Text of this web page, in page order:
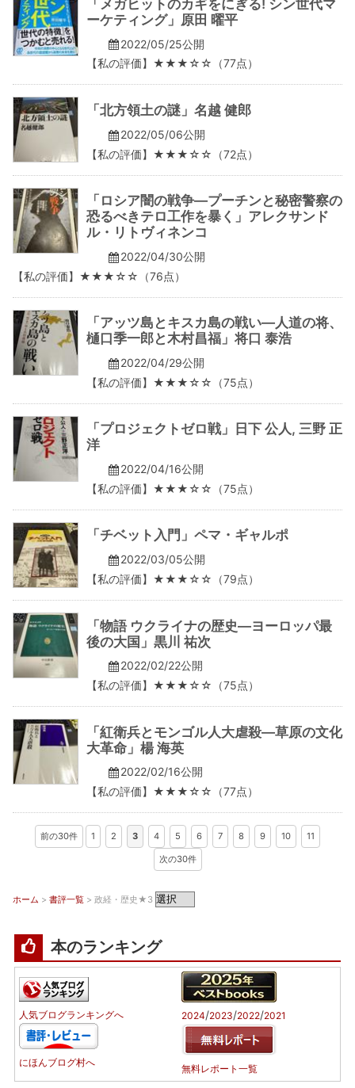
「メガヒットのカギをにぎる! シン世代マ
ーケティング」原田 曜平
2022/05/25公開
【私の評価】★★★☆☆（77点）
「北方領土の謎」名越 健郎
2022/05/06公開
【私の評価】★★★☆☆（72点）
「ロシア闇の戦争―プーチンと秘密警察の
恐るべきテロ工作を暴く」アレクサンド
ル・リトヴィネンコ
2022/04/30公開
【私の評価】★★★☆☆（76点）
「アッツ島とキスカ島の戦い―人道の将、
樋口季一郎と木村昌福」将口 泰浩
2022/04/29公開
【私の評価】★★★☆☆（75点）
「プロジェクトゼロ戦」日下 公人, 三野 正
洋
2022/04/16公開
【私の評価】★★★☆☆（75点）
「チベット入門」ペマ・ギャルポ
2022/03/05公開
【私の評価】★★★☆☆（79点）
「物語 ウクライナの歴史―ヨーロッパ最
後の大国」黒川 祐次
2022/02/22公開
【私の評価】★★★☆☆（75点）
「紅衛兵とモンゴル人大虐殺―草原の文化
大革命」楊 海英
2022/02/16公開
【私の評価】★★★☆☆（77点）
前の30件 1 2 3 4 5 6 7 8 9 10 11
次の30件
ホーム > 書評一覧 > 政経・歴史★3
本のランキング
人気ブログランキングへ
にほんブログ村へ
2024/2023/2022/2021
無料レポート一覧